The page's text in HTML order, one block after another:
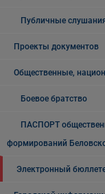
Публичные
Проекты документов
Общественные,
Боевое братство
ПАСПОРТ
формирований
Электронный